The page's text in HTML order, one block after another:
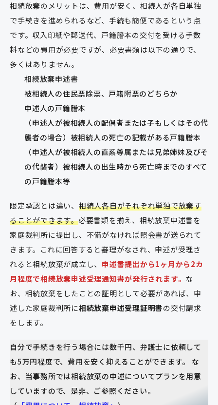
相続放棄のメリットは、費用が安く、相続人が各自単独
で手続きを進められるなど、手続も簡便であるという点
です。収入印紙や郵送代、戸籍謄本の交付を受ける手数
料などの費用が必要ですが、必要書類は以下の通りで、
多くはありません。
相続放棄申述書
被相続人の住民票除票、戸籍附票のどちらか
申述人の戸籍謄本
（申述人が被相続人の配偶者または子もしくはその代
襲者の場合）被相続人の死亡の記載がある戸籍謄本
（申述人が被相続人の直系尊属または兄弟姉妹及びそ
の代襲者）被相続人の出生時から死亡時までのすべて
の戸籍謄本等
限定承認とは違い、 相続人各自がそれぞれ単独で放棄す
ることができます。必要書類を揃え、相続放棄申述書を
家庭裁判所に提出し、不備がなければ照会書が送られて
きます。これに回答すると審理がなされ、申述が受理さ
れると相続放棄が成立し、 申述書提出から1ヶ月から2カ
月程度で相続放棄申述受理通知書が発行されます。 な
お、相続放棄をしたことの証明として必要があれば、申
述した家庭裁判所に相続放棄申述受理証明書の交付請求
をします。
自分で手続きを行う場合には数千円、弁護士に依頼して
も5万円程度で、費用を安く抑えることができます。 な
お、当事務所では相続放棄の申述についてプランを用意
していますので、是非、ご参照ください。